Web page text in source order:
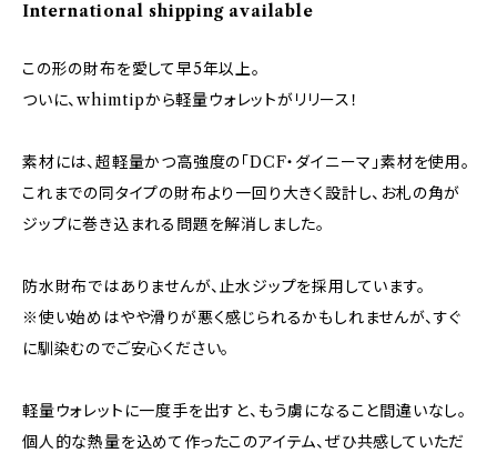
International shipping available
この形の財布を愛して早5年以上。
ついに、whimtipから軽量ウォレットがリリース！
素材には、超軽量かつ高強度の「DCF・ダイニーマ」素材を使用。
これまでの同タイプの財布より一回り大きく設計し、お札の角が
ジップに巻き込まれる問題を解消しました。
防水財布ではありませんが、止水ジップを採用しています。
※使い始めはやや滑りが悪く感じられるかもしれませんが、すぐ
に馴染むのでご安心ください。
軽量ウォレットに一度手を出すと、もう虜になること間違いなし。
個人的な熱量を込めて作ったこのアイテム、ぜひ共感していただ